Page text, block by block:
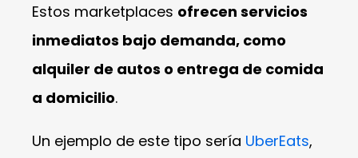
Estos marketplaces ofrecen servicios
inmediatos bajo demanda, como
alquiler de autos o entrega de comida
a domicilio.
Un ejemplo de este tipo sería UberEats,